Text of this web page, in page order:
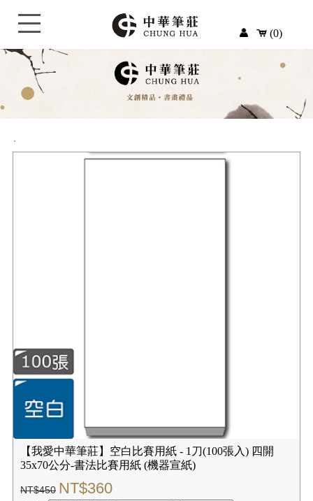
(0)
‧
【我愛中華筆莊】空白比賽用紙 - 1刀(100張入) 四開
35x70公分-書法比賽用紙 (機器宣紙)
NT$450 NT$360